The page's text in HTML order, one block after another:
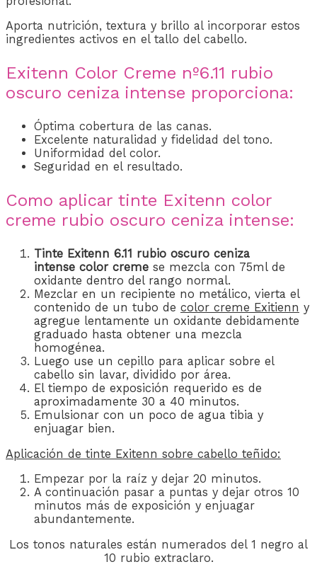
Aporta nutrición, textura y brillo al incorporar estos
ingredientes activos en el tallo del cabello.
Exitenn Color Creme nº6.11 rubio
oscuro ceniza intense proporciona:
Óptima cobertura de las canas.
Excelente naturalidad y fidelidad del tono.
Uniformidad del color.
Seguridad en el resultado.
Como aplicar tinte Exitenn color
creme rubio oscuro ceniza intense:
Tinte Exitenn 6.11 rubio oscuro ceniza
intense color creme se mezcla con 75ml de
oxidante dentro del rango normal.
Mezclar en un recipiente no metálico, vierta el
contenido de un tubo de color creme Exitienn y
agregue lentamente un oxidante debidamente
graduado hasta obtener una mezcla
homogénea.
Luego use un cepillo para aplicar sobre el
cabello sin lavar, dividido por área.
El tiempo de exposición requerido es de
aproximadamente 30 a 40 minutos.
Emulsionar con un poco de agua tibia y
enjuagar bien.
Aplicación de tinte Exitenn sobre cabello teñido:
Empezar por la raíz y dejar 20 minutos.
A continuación pasar a puntas y dejar otros 10
minutos más de exposición y enjuagar
abundantemente.
Los tonos naturales están numerados del 1 negro al
10 rubio extraclaro.